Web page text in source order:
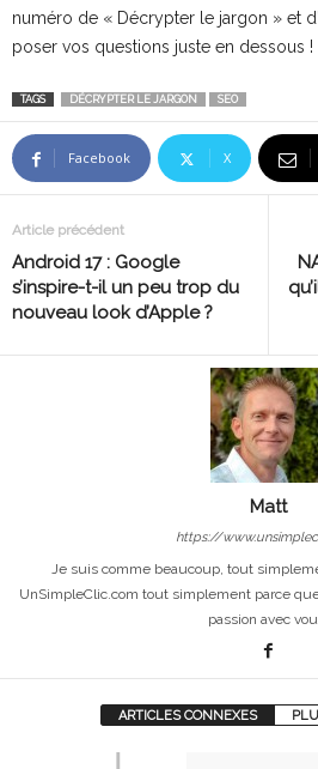
numéro de « Décrypter le jargon » et
poser vos questions juste en dessous !
TAGS DÉCRYPTER LE JARGON SEO
Facebook X
Article précédent
Android 17 : Google
s’inspire-t-il un peu trop du
nouveau look d’Apple ?
Matt
https://
Je suis comme beaucoup, tout
UnSimpleClic.com tout simplement parce
passion avec
ARTICLES CONNEXES